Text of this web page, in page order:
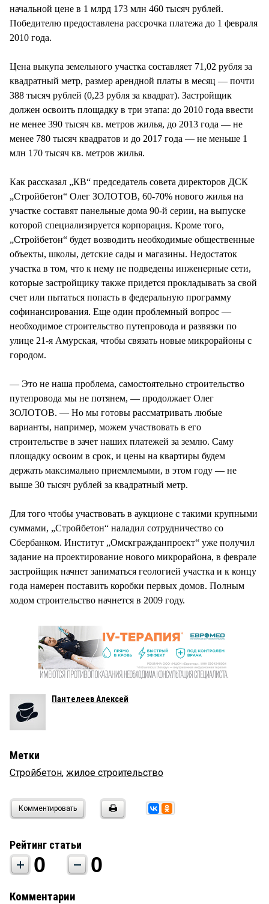
начальной цене в 1 млрд 173 млн 460 тысяч рублей.
Победителю предоставлена рассрочка платежа до 1 февраля
2010 года.
Цена выкупа земельного участка составляет 71,02 рубля за
квадратный метр, размер арендной платы в месяц — почти
388 тысяч рублей (0,23 рубля за квадрат). Застройщик
должен освоить площадку в три этапа: до 2010 года ввести
не менее 390 тысяч кв. метров жилья, до 2013 года — не
менее 780 тысяч квадратов и до 2017 года — не меньше 1
млн 170 тысяч кв. метров жилья.
Как рассказал „КВ“ председатель совета директоров ДСК
„Стройбетон“ Олег ЗОЛОТОВ, 60-70% нового жилья на
участке составят панельные дома 90-й серии, на выпуске
которой специализируется корпорация. Кроме того,
„Стройбетон“ будет возводить необходимые общественные
объекты, школы, детские сады и магазины. Недостаток
участка в том, что к нему не подведены инженерные сети,
которые застройщику также придется прокладывать за свой
счет или пытаться попасть в федеральную программу
софинансирования. Еще один проблемный вопрос —
необходимое строительство путепровода и развязки по
улице 21-я Амурская, чтобы связать новые микрорайоны с
городом.
— Это не наша проблема, самостоятельно строительство
путепровода мы не потянем, — продолжает Олег
ЗОЛОТОВ. — Но мы готовы рассматривать любые
варианты, например, можем участвовать в его
строительстве в зачет наших платежей за землю. Саму
площадку освоим в срок, и цены на квартиры будем
держать максимально приемлемыми, в этом году — не
выше 30 тысяч рублей за квадратный метр.
Для того чтобы участвовать в аукционе с такими крупными
суммами, „Стройбетон“ наладил сотрудничество со
Сбербанком. Институт „Омскгражданпроект“ уже получил
задание на проектирование нового микрорайона, в феврале
застройщик начнет заниматься геологией участка и к концу
года намерен поставить коробки первых домов. Полным
ходом строительство начнется в 2009 году.
Пантелеев Алексей
Метки
Стройбетон, жилое строительство
Комментировать
Рейтинг статьи
0 0
Комментарии